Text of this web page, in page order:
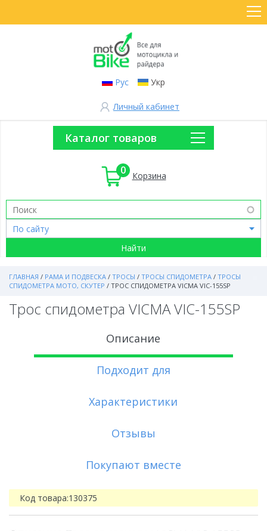
Рус Укр
Личный кабинет
Каталог товаров
0 Корзина
ГЛАВНАЯ / РАМА И ПОДВЕСКА / ТРОСЫ / ТРОСЫ СПИДОМЕТРА / ТРОСЫ
СПИДОМЕТРА МОТО, СКУТЕР / ТРОС СПИДОМЕТРА VICMA VIC-155SP
Трос спидометра VICMA VIC-155SP
Описание
Подходит для
Характеристики
Отзывы
Покупают вместе
Код товара:130375